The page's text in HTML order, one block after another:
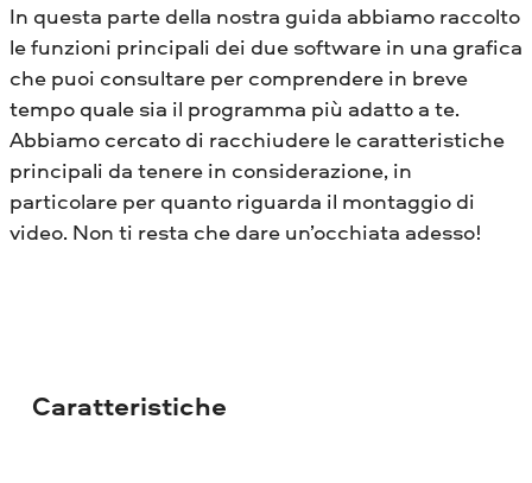
In questa parte della nostra guida abbiamo raccolto
le funzioni principali dei due software in una grafica
che puoi consultare per comprendere in breve
tempo quale sia il programma più adatto a te.
Abbiamo cercato di racchiudere le caratteristiche
principali da tenere in considerazione, in
particolare per quanto riguarda il montaggio di
video. Non ti resta che dare un’occhiata adesso!
Caratteristiche